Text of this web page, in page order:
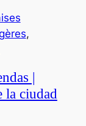
|
la ciudad